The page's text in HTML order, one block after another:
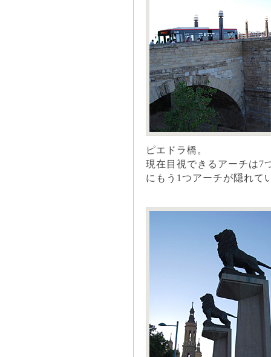
ピエドラ橋。
現在目視できるアーチは7
にもう1つアーチが隠れて